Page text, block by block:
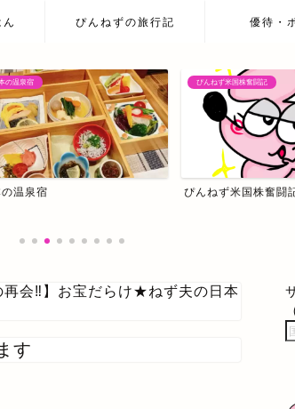
ぴんねずの旅行記 優待・
の温泉宿
の温泉宿
ぴんねず米国株奮闘記
ぴんねず米国株奮闘
再会‼】お宝だらけ★ねず夫の日本
す